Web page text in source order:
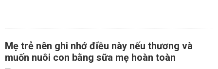
Mẹ trẻ nên ghi nhớ điều này nếu thương và
muốn nuôi con bằng sữa mẹ hoàn toàn